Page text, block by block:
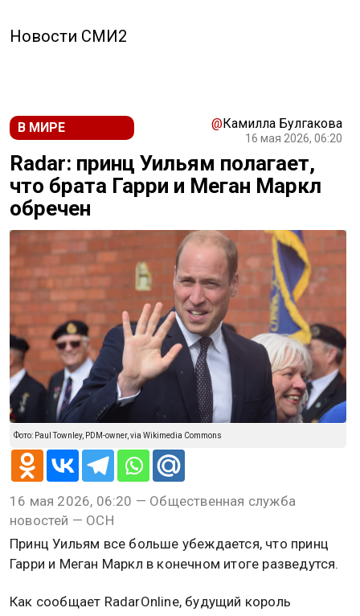
Новости СМИ2
В МИРЕ @Камилла Булгакова
16 мая 2026, 06:20
Radar: принц Уильям полагает,
что брата Гарри и Меган Маркл
обречен
Фото: Paul Townley, PDM-owner, via Wikimedia Commons
16 мая 2026, 06:20 — Общественная служба
новостей — ОСН
Принц Уильям все больше убеждается, что принц
Гарри и Меган Маркл в конечном итоге разведутся.
Как сообщает RadarOnline, будущий король